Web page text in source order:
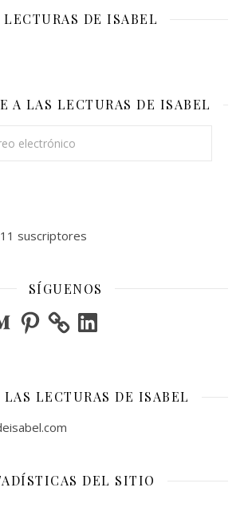
LECTURAS DE ISABEL
A LAS LECTURAS DE ISABEL
suscriptores
SÍGUENOS
Pinterest LinkedIn
LAS LECTURAS DE ISABEL
DEL SITIO